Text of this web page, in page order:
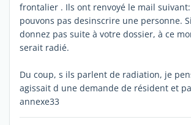
frontalier . Ils ont renvoyé le mail
pouvons pas desinscrire une personne.
donnez pas suite à votre dossier, à ce
serait radié.
Du coup, s ils parlent de radiation, je
agissait d une demande de résident et
annexe33